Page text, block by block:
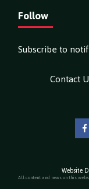
Follow
Subscribe to
Contact
Website
All content and news on this